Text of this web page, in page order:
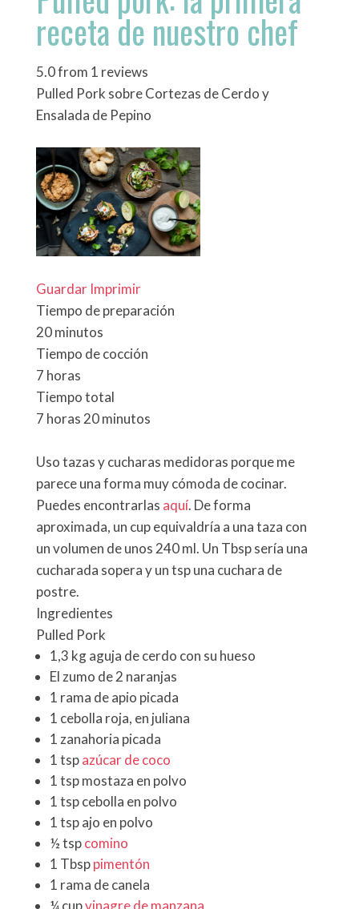
receta de nuestro chef
5.0from 1 reviews
Pulled Pork sobre Cortezas de Cerdo y
Ensalada de Pepino
Guardar Imprimir
Tiempo de preparación
20 minutos
Tiempo de cocción
7 horas
Tiempo total
7 horas 20 minutos
Uso tazas y cucharas medidoras porque me
parece una forma muy cómoda de cocinar.
Puedes encontrarlas aquí. De forma
aproximada, un cup equivaldría a una taza con
un volumen de unos 240 ml. Un Tbsp sería una
cucharada sopera y un tsp una cuchara de
postre.
Ingredientes
Pulled Pork
1,3 kg aguja de cerdo con su hueso
El zumo de 2 naranjas
1 rama de apio picada
1 cebolla roja, en juliana
1 zanahoria picada
1 tspazúcar de coco
1 tsp mostaza en polvo
1 tsp cebolla en polvo
1 tsp ajo en polvo
½ tspcomino
1 Tbsppimentón
1 rama de canela